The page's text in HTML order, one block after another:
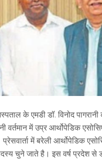
के एमडी डॉ. विनोद
वर्तमान में उप्र आर्थोपेडिक
में बरेली आर्थोपेडिक
चुने जाते है। इस वर्ष प्रदेश से